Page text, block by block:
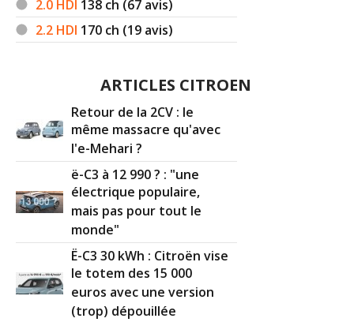
2.0 HDI 138 ch (67 avis)
2.2 HDI 170 ch (19 avis)
ARTICLES CITROEN
Retour de la 2CV : le
même massacre qu'avec
l'e-Mehari ?
ë-C3 à 12 990 ? : "une
électrique populaire,
mais pas pour tout le
monde"
Ë-C3 30 kWh : Citroën vise
le totem des 15 000
euros avec une version
(trop) dépouillée